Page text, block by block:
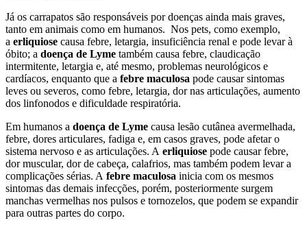
Já os carrapatos são responsáveis por doenças ainda mais graves,
tanto em animais como em humanos. Nos pets, como exemplo,
a erliquiose causa febre, letargia, insuficiência renal e pode levar à
óbito; a doença de Lyme também causa febre, claudicação
intermitente, letargia e, até mesmo, problemas neurológicos e
cardíacos, enquanto que a febre maculosa pode causar sintomas
leves ou severos, como febre, letargia, dor nas articulações, aumento
dos linfonodos e dificuldade respiratória.
Em humanos a doença de Lyme causa lesão cutânea avermelhada,
febre, dores articulares, fadiga e, em casos graves, pode afetar o
sistema nervoso e as articulações. A erliquiose pode causar febre,
dor muscular, dor de cabeça, calafrios, mas também podem levar a
complicações sérias. A febre maculosa inicia com os mesmos
sintomas das demais infecções, porém, posteriormente surgem
manchas vermelhas nos pulsos e tornozelos, que podem se expandir
para outras partes do corpo.